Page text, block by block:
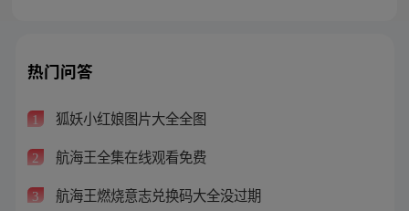
热门问答
1 狐妖小红娘图片大全全图
2 航海王全集在线观看免费
3 航海王燃烧意志兑换码大全没过期